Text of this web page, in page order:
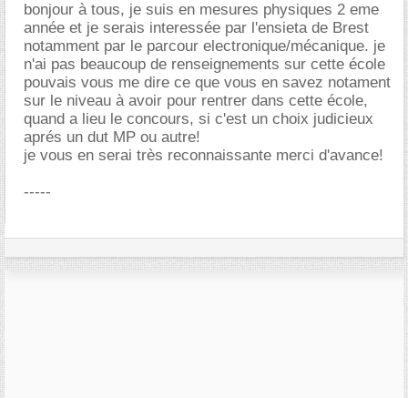
bonjour à tous, je suis en mesures physiques 2 eme
année et je serais interessée par l'ensieta de Brest
notamment par le parcour electronique/mécanique. je
n'ai pas beaucoup de renseignements sur cette école
pouvais vous me dire ce que vous en savez notament
sur le niveau à avoir pour rentrer dans cette école,
quand a lieu le concours, si c'est un choix judicieux
aprés un dut MP ou autre!
je vous en serai très reconnaissante merci d'avance!
-----